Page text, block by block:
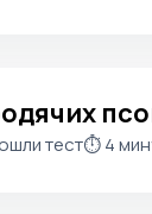
тест⏱️ 4